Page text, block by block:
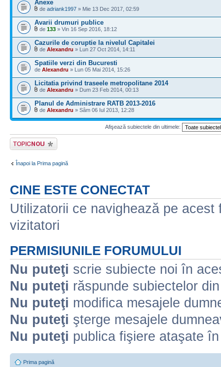
Anexe
de adriank1997 » Mie 13 Dec 2017, 02:59
Avarii drumuri publice
de 133 » Vin 16 Sep 2016, 18:12
Cazurile de coruptie la nivelul Capitalei
de Alexandru » Lun 27 Oct 2014, 14:11
Spatiile verzi din Bucuresti
de Alexandru » Lun 05 Mai 2014, 15:26
Licitatia privind traseele metropolitane 2014
de Alexandru » Dum 23 Feb 2014, 00:13
Planul de Administrare RATB 2013-2016
de Alexandru » Sâm 06 Iul 2013, 12:28
Afişează subiectele din ultimele:
Scrie un subiect
nou
Înapoi la Prima pagină
CINE ESTE CONECTAT
Utilizatorii ce navighează pe
vizitatori
PERMISIUNILE FORUMULUI
Nu puteţi scrie subiecte noi în
Nu puteţi răspunde subiectelor
Nu puteţi modifica mesajele
Nu puteţi şterge mesajele
Nu puteţi publica fişiere ataşate
Prima pagină